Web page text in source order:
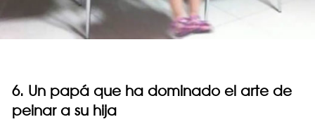
6. Un papá que ha dominado el arte de
peinar a su hija